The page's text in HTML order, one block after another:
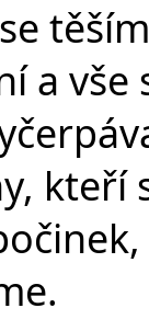
a vše
kteří